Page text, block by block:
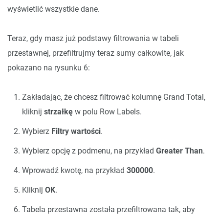
wyświetlić wszystkie dane.
Teraz, gdy masz już podstawy filtrowania w tabeli
przestawnej, przefiltrujmy teraz sumy całkowite, jak
pokazano na rysunku 6:
Zakładając, że chcesz filtrować kolumnę Grand Total,
kliknij strzałkę w polu Row Labels.
Wybierz Filtry wartości.
Wybierz opcję z podmenu, na przykład Greater Than.
Wprowadź kwotę, na przykład 300000.
Kliknij OK.
Tabela przestawna została przefiltrowana tak, aby